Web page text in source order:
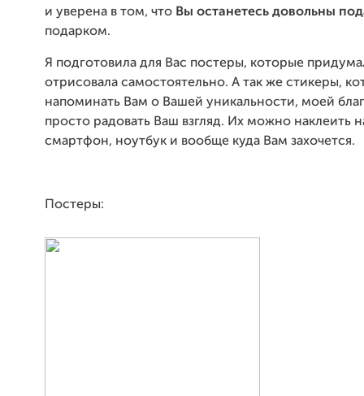
и уверена в том, что Вы останетесь довольны
подарком.
Я подготовила для Вас постеры, которые
отрисовала самостоятельно. А так же стикеры,
напоминать Вам о Вашей уникальности, моей
просто радовать Ваш взгляд. Их можно наклеить
смартфон, ноутбук и вообще куда Вам захочется.
Постеры: